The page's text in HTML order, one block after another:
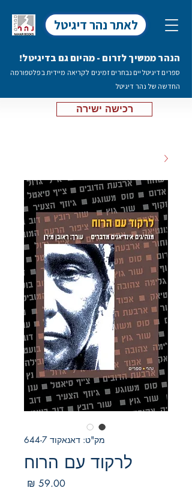
לאתר נהר דיגיטל
הנהר ממשיך לזרום - מהיום גם בדיגיטל!
ספרים דיגיטליים נבחרים זמינים לקריאה מיידית בפלטפורמה
החדשה של נהר דיגיטל
רכישה ישירה
מק"ט: דאנאקוד 644-7
לרקוד עם הרוח